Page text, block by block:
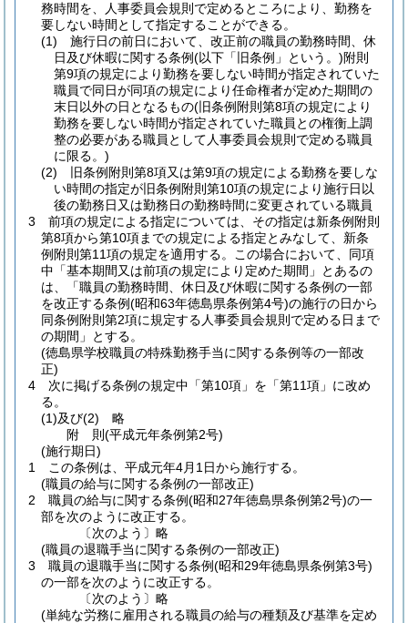
務時間を、人事委員会規則で定めるところにより、勤務を
要しない時間として指定することができる。
(1)
施行日の前日において、改正前の職員の勤務時間、休
日及び休暇に関する条例(以下「旧条例」という。)附則
第9項の規定により勤務を要しない時間が指定されていた
職員で同日が同項の規定により任命権者が定めた期間の
末日以外の日となるもの(旧条例附則第8項の規定により
勤務を要しない時間が指定されていた職員との権衡上調
整の必要がある職員として人事委員会規則で定める職員
に限る。)
(2)
旧条例附則第8項又は第9項の規定による勤務を要しな
い時間の指定が旧条例附則第10項の規定により施行日以
後の勤務日又は勤務日の勤務時間に変更されている職員
3
前項の規定による指定については、その指定は新条例附則
第8項から第10項までの規定による指定とみなして、新条
例附則第11項の規定を適用する。
この場合において、同項
中「基本期間又は前項の規定により定めた期間」とあるの
は、「職員の勤務時間、休日及び休暇に関する条例の一部
を改正する条例(昭和63年徳島県条例第4号)の施行の日から
同条例附則第2項に規定する人事委員会規則で定める日まで
の期間」とする。
(徳島県学校職員の特殊勤務手当に関する条例等の一部改
正)
4
次に掲げる条例の規定中「第10項」を「第11項」に改め
る。
(1)及び(2)
略
附 則(平成元年条例第2号)
(施行期日)
1
この条例は、平成元年4月1日から施行する。
(職員の給与に関する条例の一部改正)
2
職員の給与に関する条例(昭和27年徳島県条例第2号)の一
部を次のように改正する。
〔次のよう〕略
(職員の退職手当に関する条例の一部改正)
3
職員の退職手当に関する条例(昭和29年徳島県条例第3号)
の一部を次のように改正する。
〔次のよう〕略
(単純な労務に雇用される職員の給与の種類及び基準を定め